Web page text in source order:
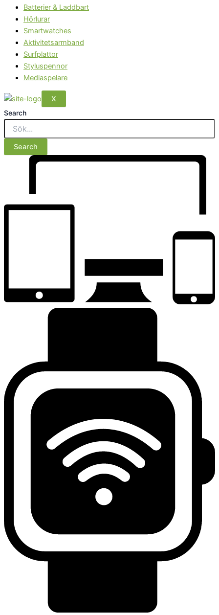
Batterier & Laddbart
Hörlurar
Smartwatches
Aktivitetsarmband
Surfplattor
Styluspennor
Mediaspelare
X
Search
Search